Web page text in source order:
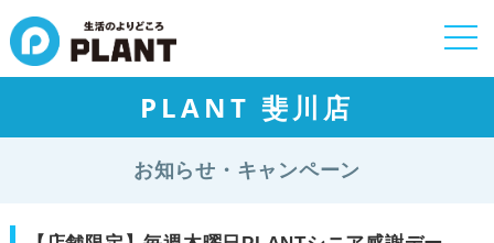
PLANT 斐川店
お知らせ・キャンペーン